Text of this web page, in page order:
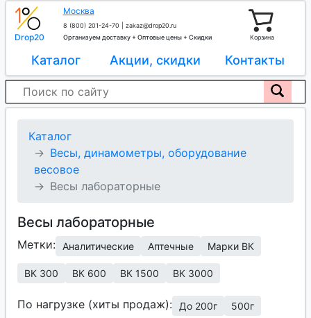
Drop20
Москва
8 (800) 201-24-70
zakaz@drop20.ru
Организуем доставку + Оптовые цены + Скидки
Корзина
Каталог Акции, скидки Контакты
Каталог
Весы, динамометры, оборудование
весовое
Весы лабораторные
Весы лабораторные
Метки: Аналитические Аптечные Марки ВК
ВК 300 ВК 600 ВК 1500 ВК 3000
По нагрузке (хиты продаж): До 200г 500г